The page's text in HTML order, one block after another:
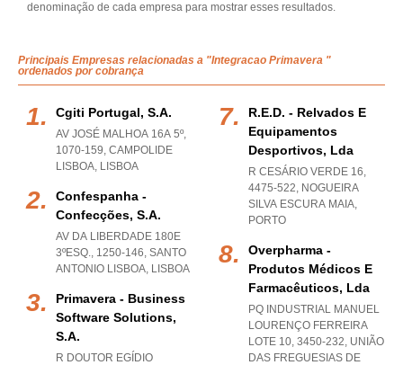
denominação de cada empresa para mostrar esses resultados.
Principais Empresas relacionadas a "Integracao Primavera "
ordenados por cobrança
Cgiti Portugal, S.a.
AV JOSÉ MALHOA 16A 5º,
1070-159, CAMPOLIDE
LISBOA, LISBOA
Confespanha -
Confecções, S.a.
AV DA LIBERDADE 180E
3ºESQ., 1250-146, SANTO
ANTONIO LISBOA, LISBOA
Primavera - Business
Software Solutions,
S.a.
R DOUTOR EGÍDIO
R.e.d. - Relvados E
Equipamentos
Desportivos, Lda
R CESÁRIO VERDE 16,
4475-522, NOGUEIRA
SILVA ESCURA MAIA,
PORTO
Overpharma -
Produtos Médicos E
Farmacêuticos, Lda
PQ INDUSTRIAL MANUEL
LOURENÇO FERREIRA
LOTE 10, 3450-232, UNIÃO
DAS FREGUESIAS DE